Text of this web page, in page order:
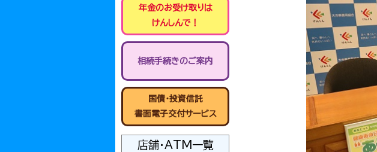
年金のお受け取りは
けんしんで！
相続手続きのご案内
国債・投資信託
書面電子交付サービス
店舗・ATM一覧